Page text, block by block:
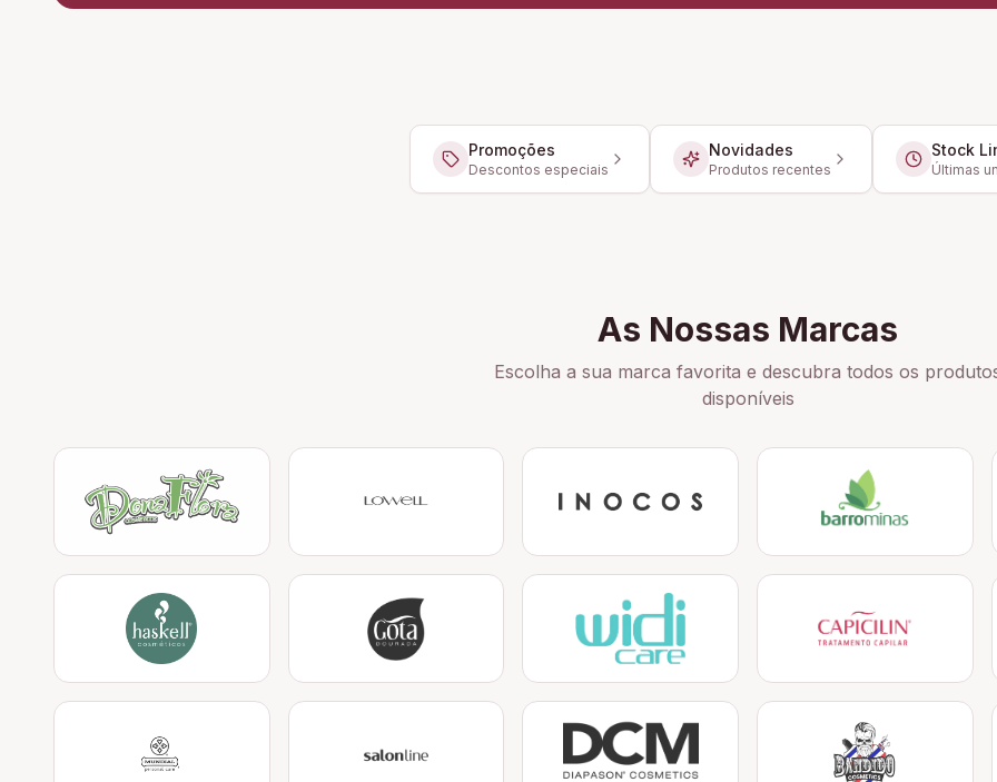
Promoções
Descontos especiais
Novidades
Produtos recentes
Stock
Últimas
As Nossas Marcas
Escolha a sua marca favorita e descubra todos os
disponíveis